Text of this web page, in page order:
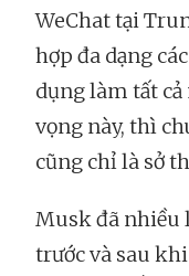
WeChat tại
hợp đa dạng
dụng làm tất
vọng này, thì
cũng chỉ là sở
Musk đã nhiều
trước và sau